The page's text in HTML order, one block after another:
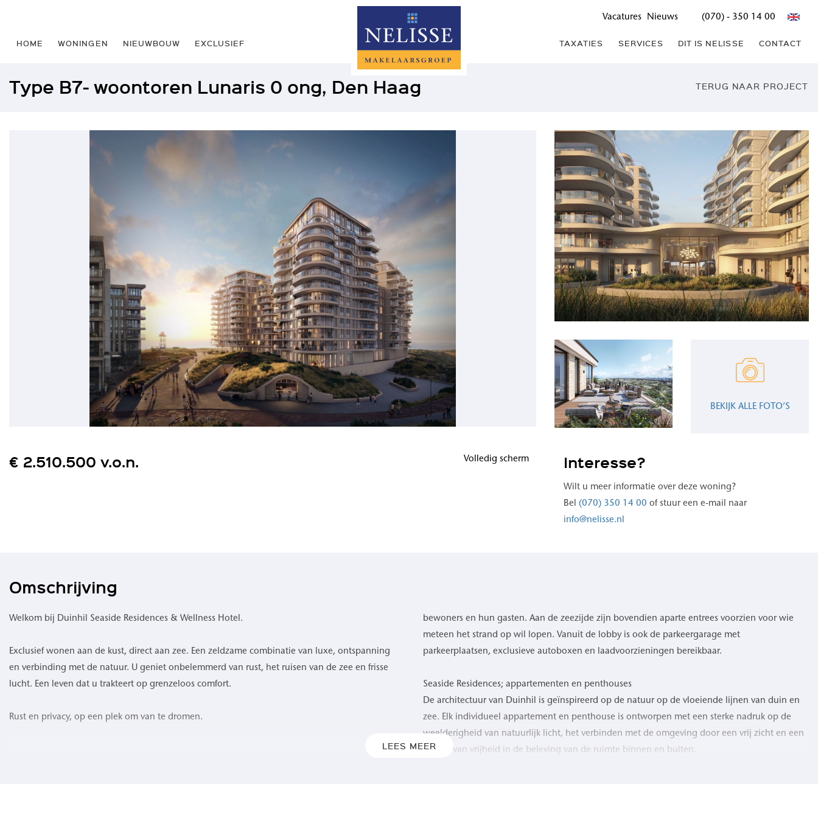
HOME WONINGEN NIEUWBOUW EXCLUSIEF
Vacatures Nieuws (070) - 350 14 00
TAXATIES SERVICES DIT IS NELISSE CONTACT
Type B7- woontoren Lunaris 0 ong, Den Haag TERUG NAAR PROJECT
€ 2.510.500 v.o.n. Volledig scherm
BEKIJK ALLE FOTO’S
Interesse?
Wilt u meer informatie over deze woning?
Bel (070) 350 14 00 of stuur een e-mail naar
info@nelisse.nl
Omschrijving
Welkom bij Duinhil Seaside Residences & Wellness Hotel.
Exclusief wonen aan de kust, direct aan zee. Een zeldzame combinatie van luxe, ontspanning
en verbinding met de natuur. U geniet onbelemmerd van rust, het ruisen van de zee en frisse
lucht. Een leven dat u trakteert op grenzeloos comfort.
Rust en privacy, op een plek om van te dromen.
bewoners en hun gasten. Aan de zeezijde zijn bovendien aparte entrees voorzien voor wie
meteen het strand op wil lopen. Vanuit de lobby is ook de parkeergarage met
parkeerplaatsen, exclusieve autoboxen en laadvoorzieningen bereikbaar.
Seaside Residences; appartementen en penthouses
De architectuur van Duinhil is geïnspireerd op de natuur op de vloeiende lijnen van duin en
zee. Elk individueel appartement en penthouse is ontworpen met een sterke nadruk op de
weelderigheid van natuurlijk licht, het verbinden met de omgeving door een vrij zicht en een
gevoel van vrijheid in de beleving van de ruimte binnen en buiten.
LEES MEER